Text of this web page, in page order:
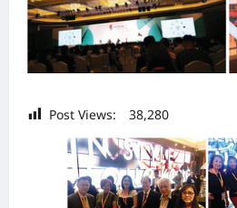
Post Views: 38,280